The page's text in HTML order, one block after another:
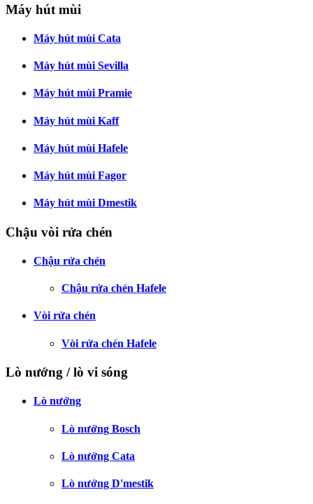
Máy hút mùi
Máy hút mùi Cata
Máy hút mùi Sevilla
Máy hút mùi Pramie
Máy hút mùi Kaff
Máy hút mùi Hafele
Máy hút mùi Fagor
Máy hút mùi Dmestik
Chậu vòi rửa chén
Chậu rửa chén
Chậu rửa chén Hafele
Vòi rửa chén
Vòi rửa chén Hafele
Lò nướng / lò vi sóng
Lò nướng
Lò nướng Bosch
Lò nướng Cata
Lò nướng D'mestik